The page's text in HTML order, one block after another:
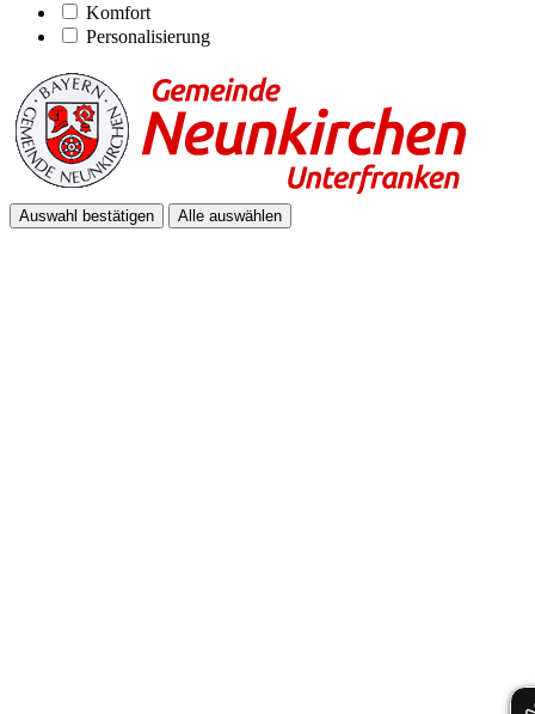
Komfort
Personalisierung
Auswahl bestätigen Alle auswählen